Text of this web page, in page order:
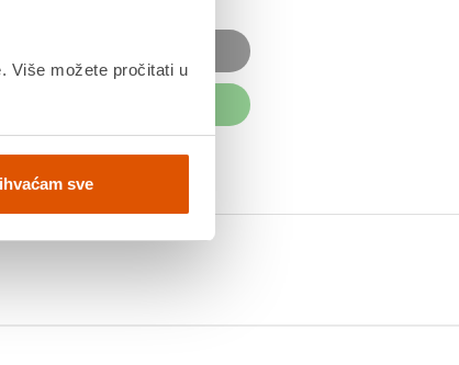
Više možete pročitati u
sve